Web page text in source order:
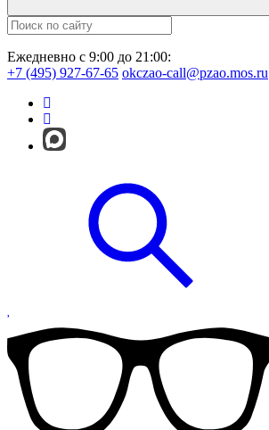
Ежедневно с 9:00 до 21:00:
+7 (495) 927-67-65 okczao-call@pzao.mos.ru